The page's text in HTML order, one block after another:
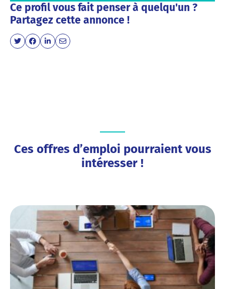
Ce profil vous fait penser à quelqu'un ?
Partagez cette annonce !
Ces offres d’emploi pourraient vous
intéresser !